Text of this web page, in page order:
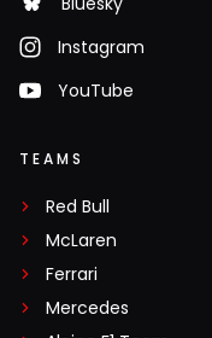
Instagram
YouTube
TEAMS
Red Bull
McLaren
Ferrari
Mercedes